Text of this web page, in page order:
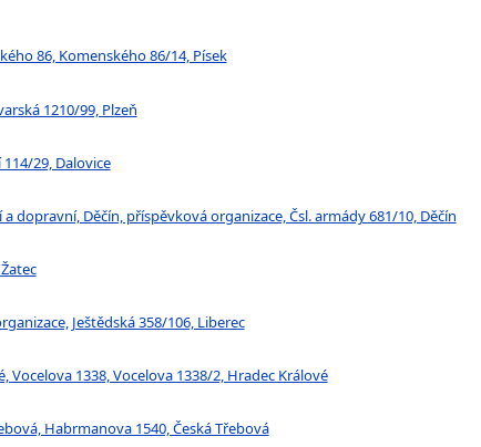
86, Komenského 86/14, Písek
1210/99, Plzeň
29, Dalovice
Děčín, příspěvková organizace, Čsl. armády 681/10, Děčín
Ještědská 358/106, Liberec
1338, Vocelova 1338/2, Hradec Králové
Habrmanova 1540, Česká Třebová